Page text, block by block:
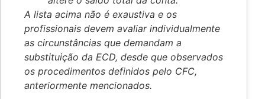
A lista acima não é exaustiva e os
profissionais devem avaliar individualmente
as circunstâncias que demandam a
substituição da ECD, desde que observados
os procedimentos definidos pelo CFC,
anteriormente mencionados.